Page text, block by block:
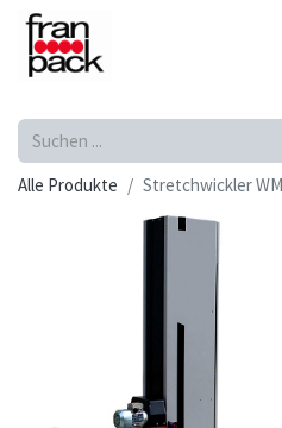
Alle Produkte Stretchwickler